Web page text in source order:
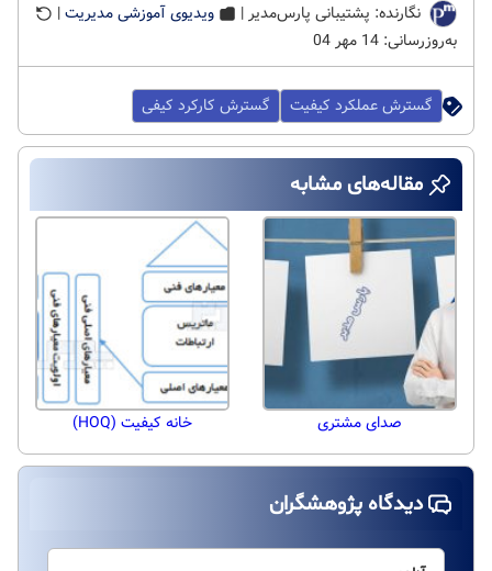
نگارنده: پشتیبانی پارس‌مدیر | ویدیوی آموزشی مدیریت|
به‌روزرسانی: 14 مهر 04
گسترش عملکرد کیفیت گسترش کارکرد کیفی
مقاله‌های مشابه
صدای مشتری خانه کیفیت (HOQ)
دیدگاه پژوهشگران